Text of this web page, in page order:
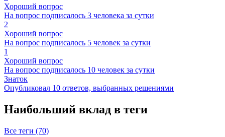
Хороший вопрос
На вопрос подписалось 3 человека за сутки
2
Хороший вопрос
На вопрос подписалось 5 человек за сутки
1
Хороший вопрос
На вопрос подписалось 10 человек за сутки
Знаток
Опубликовал 10 ответов, выбранных решениями
Наибольший вклад в теги
Все теги (70)